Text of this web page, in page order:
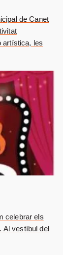
de Canet
artística, les
celebrar els
Al vestíbul del